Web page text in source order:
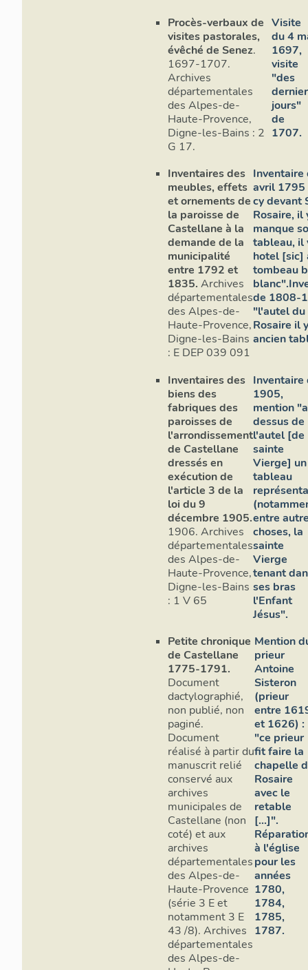
Procès-verbaux de
visites pastorales,
évêché de Senez.
1697-1707.
Archives
départementales
des Alpes-de-
Haute-Provence,
Digne-les-Bains : 2
G 17.
Visite
du 4
1697,
visite
"des
jours"
de
1707.
Inventaires des
meubles, effets
et ornements de
la paroisse de
Castellane à la
demande de la
municipalité
entre 1792 et
1835. Archives
départementales
des Alpes-de-
Haute-Provence,
Digne-les-Bains
: E DEP 039 091
Inventaire
avril 1795
cy devant
Rosaire, il
manque
tableau, il
hotel [sic]
tombeau
de 1808-
"l'autel
Rosaire il
ancien
Inventaires des
biens des
fabriques des
paroisses de
l'arrondissement
de Castellane
dressés en
exécution de
l'article 3 de la
loi du 9
décembre 1905.
1906. Archives
départementales
des Alpes-de-
Haute-Provence,
Digne-les-Bains
: 1 V 65
Inventaire
1905,
mention
dessus de
l'autel [de
sainte
Vierge] un
tableau
entre
choses, la
sainte
Vierge
tenant
ses bras
l'Enfant
Jésus".
Petite chronique
de Castellane
1775-1791.
Document
dactylographié,
non publié, non
paginé.
Document
réalisé à partir du
manuscrit relié
conservé aux
archives
municipales de
Castellane (non
coté) et aux
archives
départementales
des Alpes-de-
Haute-Provence
(série 3 E et
notamment 3 E
43 /8). Archives
départementales
des Alpes-de-
Mention
prieur
Antoine
Sisteron
(prieur
entre
et 1626) :
"ce prieur
fit faire la
chapelle
Rosaire
avec le
retable
[...]".
à l'église
pour les
années
1780,
1784,
1785,
1787.